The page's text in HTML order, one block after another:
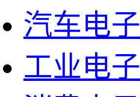
汽车电子
工业电子